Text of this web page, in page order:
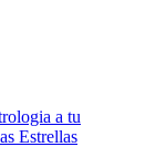
a tu
Estrellas